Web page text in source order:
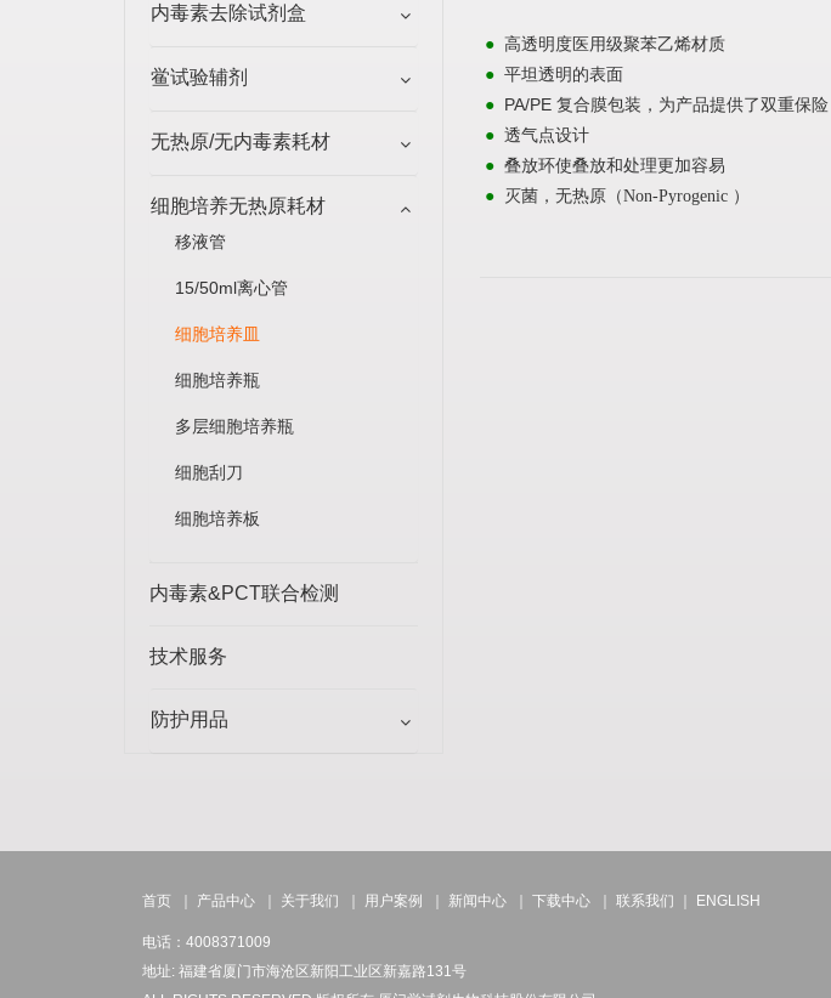
● 高透明度医用级聚苯乙烯材质
● 平坦透明的表面
● PA/PE 复合膜包装，为产品提供了双重保险
● 透气点设计
● 叠放环使叠放和处理更加容易
● 灭菌，无热原（Non-Pyrogenic ）
内毒素去除试剂盒
鲎试验辅剂
无热原/无内毒素耗材
细胞培养无热原耗材
移液管
15/50ml离心管
细胞培养皿
细胞培养瓶
多层细胞培养瓶
细胞刮刀
细胞培养板
内毒素&PCT联合检测
技术服务
防护用品
首页 产品中心 关于我们 用户案例 新闻中心 下载中心 联系我们 ENGLISH
电话：4008371009
地址: 福建省厦门市海沧区新阳工业区新嘉路131号